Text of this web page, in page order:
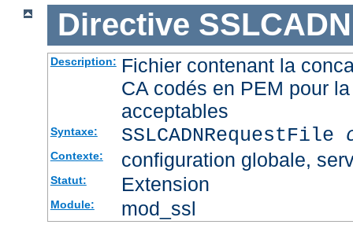
Directive
Description: Fichier contenant la
CA codés en PEM pour
acceptables
Syntaxe: SSLCADNRequestFile
Contexte: configuration globale,
Statut: Extension
Module: mod_ssl